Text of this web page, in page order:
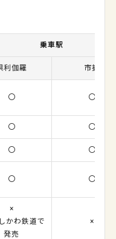
乗車駅
利伽羅 市振
〇 〇
〇 〇
〇 〇
〇 〇
×
かわ鉄道で
発売
×